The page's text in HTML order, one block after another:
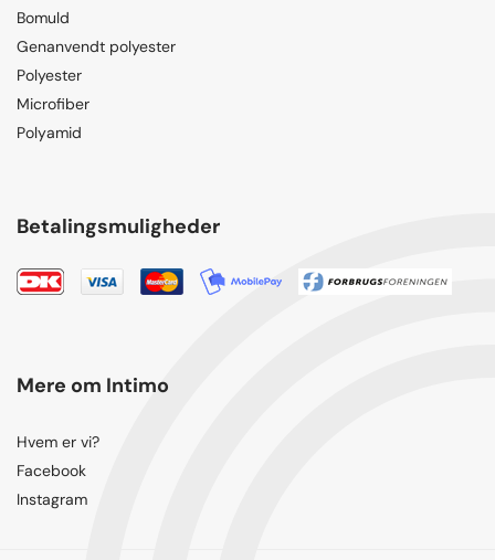
Bomuld
Genanvendt polyester
Polyester
Microfiber
Polyamid
Betalingsmuligheder
Mere om Intimo
Hvem er vi?
Facebook
Instagram